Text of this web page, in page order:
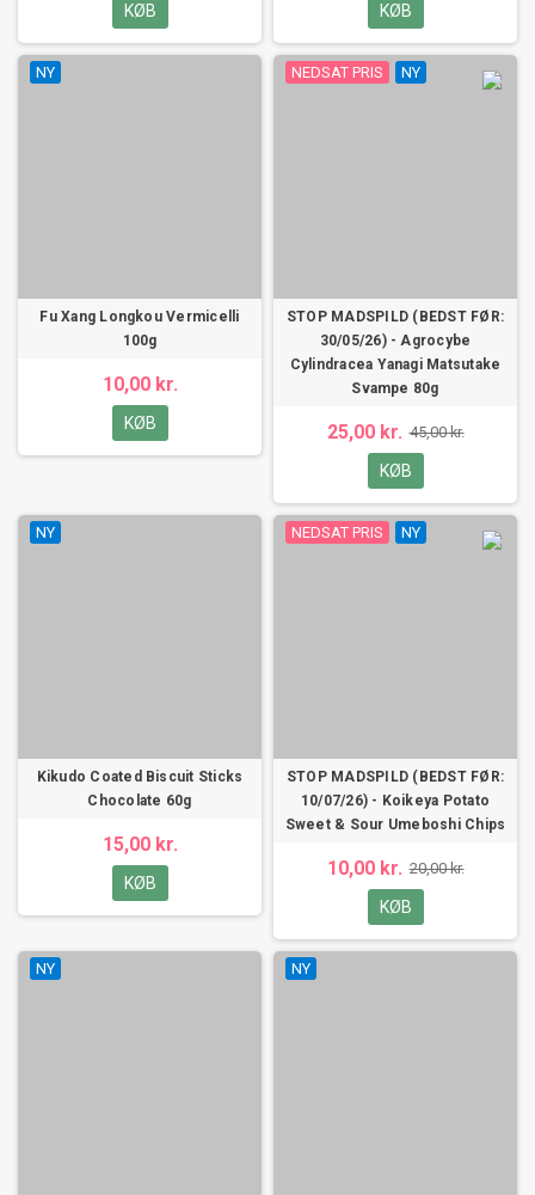
KØB KØB
NY
Fu Xang Longkou Vermicelli
100g
10,00 kr.
KØB
NEDSAT PRIS NY
STOP MADSPILD (BEDST FØR:
30/05/26) - Agrocybe
Cylindracea Yanagi Matsutake
Svampe 80g
25,00 kr. 45,00 kr.
KØB
NY
Kikudo Coated Biscuit Sticks
Chocolate 60g
15,00 kr.
KØB
NEDSAT PRIS NY
STOP MADSPILD (BEDST FØR:
10/07/26) - Koikeya Potato
Sweet & Sour Umeboshi Chips
10,00 kr. 20,00 kr.
KØB
NY NY